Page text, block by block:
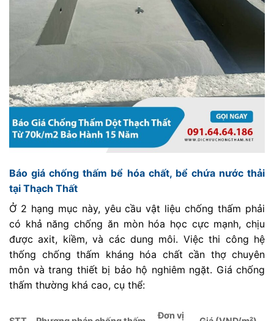
Báo giá chống thấm bể hóa chất, bể chứa nước thải
tại Thạch Thất
Ở 2 hạng mục này, yêu cầu vật liệu chống thấm phải
có khả năng chống ăn mòn hóa học cực mạnh, chịu
được axit, kiềm, và các dung môi. Việc thi công hệ
thống chống thấm kháng hóa chất cần thợ chuyên
môn và trang thiết bị bảo hộ nghiêm ngặt. Giá chống
thấm thường khá cao, cụ thể:
Đơn vị